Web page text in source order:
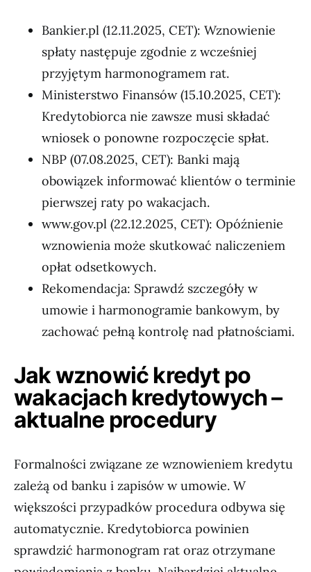
Bankier.pl (12.11.2025, CET): Wznowienie
spłaty następuje zgodnie z wcześniej
przyjętym harmonogramem rat.
Ministerstwo Finansów (15.10.2025, CET):
Kredytobiorca nie zawsze musi składać
wniosek o ponowne rozpoczęcie spłat.
NBP (07.08.2025, CET): Banki mają
obowiązek informować klientów o terminie
pierwszej raty po wakacjach.
www.gov.pl (22.12.2025, CET): Opóźnienie
wznowienia może skutkować naliczeniem
opłat odsetkowych.
Rekomendacja: Sprawdź szczegóły w
umowie i harmonogramie bankowym, by
zachować pełną kontrolę nad płatnościami.
Jak wznowić kredyt po
wakacjach kredytowych –
aktualne procedury
Formalności związane ze wznowieniem kredytu
zależą od banku i zapisów w umowie. W
większości przypadków procedura odbywa się
automatycznie. Kredytobiorca powinien
sprawdzić harmonogram rat oraz otrzymane